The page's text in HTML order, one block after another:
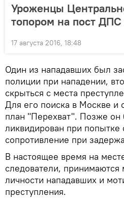
Уроженцы
топором на пост
17 августа 2016, 18:48
Один из нападавших был
полиции при нападении,
скрыться с места
Для его поиска в Москве и
план "Перехват". Позже он
ликвидирован при попытке
сопротивление при
В настоящее время на
следователи,
личности нападавших и
преступления.